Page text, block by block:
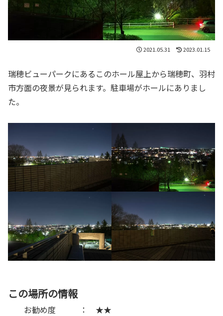
2021.05.31 2023.01.15
瑞穂ビューパークにあるこのホール屋上から瑞穂町、羽村
市方面の夜景が見られます。駐車場がホールにありまし
た。
この場所の情報
お勧め度 ： ★★